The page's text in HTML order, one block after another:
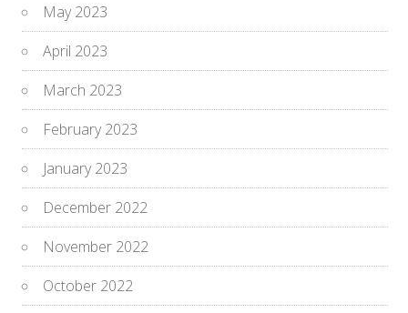
May 2023
April 2023
March 2023
February 2023
January 2023
December 2022
November 2022
October 2022